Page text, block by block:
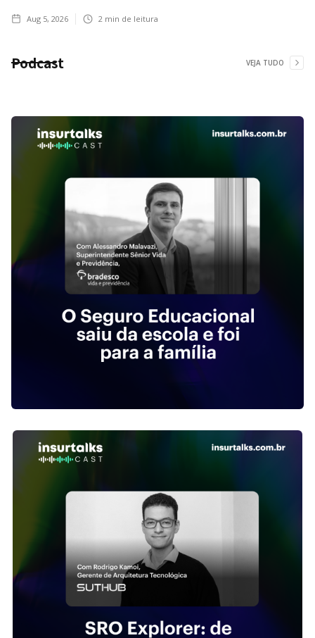
Aug 5, 2026 2 min de leitura
Podcast VEJA TUDO